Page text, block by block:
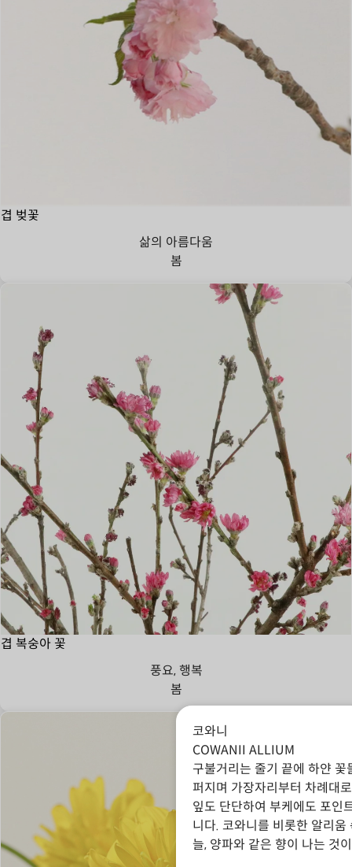
겹 벚꽃
삶의 아름다움
봄
겹 복숭아 꽃
풍요, 행복
봄
코와니
COWANII ALLIUM
구불거리는 줄기 끝에 하얀
퍼지며 가장자리부터 차례대
잎도 단단하여 부케에도 포인
니다. 코와니를 비롯한 알리
늘, 양파와 같은 향이 나는 것